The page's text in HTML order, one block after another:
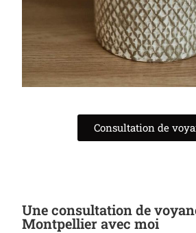
Consultation de
Une consultation de
Montpellier avec moi